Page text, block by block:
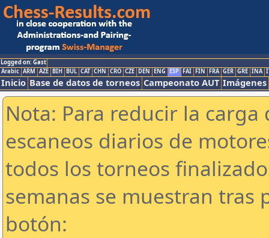
Logged on: Gast
Arabic ARM AZE BIH BUL CAT CHN CRO CZE DEN ENG ESP FAI FIN FRA GER GRE INA
Inicio Base de datos de torneos Campeonato AUT Imágenes
Nota: Para reducir la
escaneos diarios de
todos los torneos
semanas se muestran tras
botón: